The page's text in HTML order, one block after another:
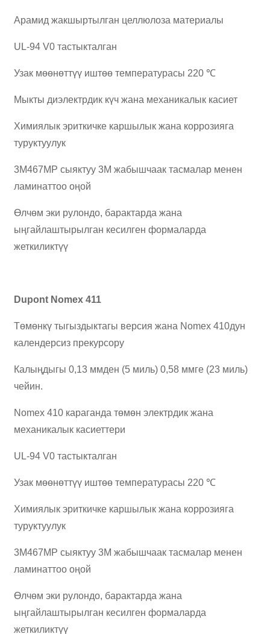
Арамид жакшыртылган целлюлоза материалы
UL-94 V0 тастыкталган
Узак мөөнөттүү иштөө температурасы 220 ℃
Мыкты диэлектрдик күч жана механикалык касиет
Химиялык эриткичке каршылык жана коррозияга
туруктуулук
3M467MP сыяктуу 3M жабышчаак тасмалар менен
ламинаттоо оңой
Өлчөм эки рулондо, барактарда жана
ыңгайлаштырылган кесилген формаларда
жеткиликтүү
Dupont Nomex 411
Төмөнкү тыгыздыктагы версия жана Nomex 410дун
календерсиз прекурсору
Калыңдыгы 0,13 ммден (5 миль) 0,58 ммге (23 миль)
чейин.
Nomex 410 караганда төмөн электрдик жана
механикалык касиеттери
UL-94 V0 тастыкталган
Узак мөөнөттүү иштөө температурасы 220 ℃
Химиялык эриткичке каршылык жана коррозияга
туруктуулук
3M467MP сыяктуу 3M жабышчаак тасмалар менен
ламинаттоо оңой
Өлчөм эки рулондо, барактарда жана
ыңгайлаштырылган кесилген формаларда
жеткиликтүү